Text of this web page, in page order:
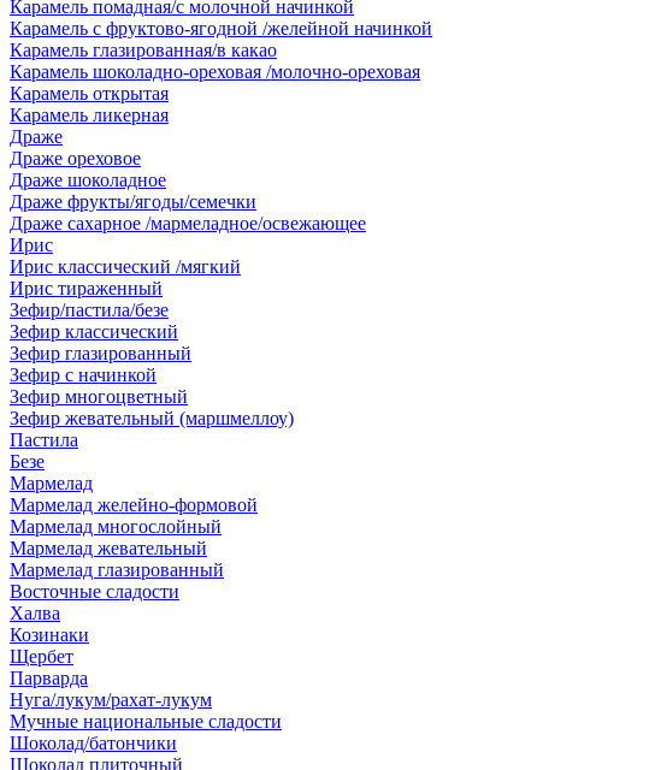
Карамель помадная/с молочной начинкой
Карамель с фруктово-ягодной /желейной начинкой
Карамель глазированная/в какао
Карамель шоколадно-ореховая /молочно-ореховая
Карамель открытая
Карамель ликерная
Драже
Драже ореховое
Драже шоколадное
Драже фрукты/ягоды/семечки
Драже сахарное /мармеладное/освежающее
Ирис
Ирис классический /мягкий
Ирис тираженный
Зефир/пастила/безе
Зефир классический
Зефир глазированный
Зефир с начинкой
Зефир многоцветный
Зефир жевательный (маршмеллоу)
Пастила
Безе
Мармелад
Мармелад желейно-формовой
Мармелад многослойный
Мармелад жевательный
Мармелад глазированный
Восточные сладости
Халва
Козинаки
Щербет
Парварда
Нуга/лукум/рахат-лукум
Мучные национальные сладости
Шоколад/батончики
Шоколад плиточный